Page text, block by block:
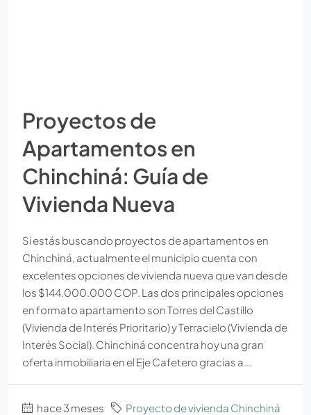
Proyectos de
Apartamentos en
Chinchiná: Guía de
Vivienda Nueva
Si estás buscando proyectos de apartamentos en
Chinchiná, actualmente el municipio cuenta con
excelentes opciones de vivienda nueva que van desde
los $144.000.000 COP. Las dos principales opciones
en formato apartamento son Torres del Castillo
(Vivienda de Interés Prioritario) y Terracielo (Vivienda de
Interés Social). Chinchiná concentra hoy una gran
oferta inmobiliaria en el Eje Cafetero gracias a...
hace 3 meses
Proyecto de vivienda Chinchiná